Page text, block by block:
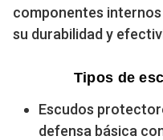
componentes
su durabilidad y
Tipos de
Escudos
defensa básica